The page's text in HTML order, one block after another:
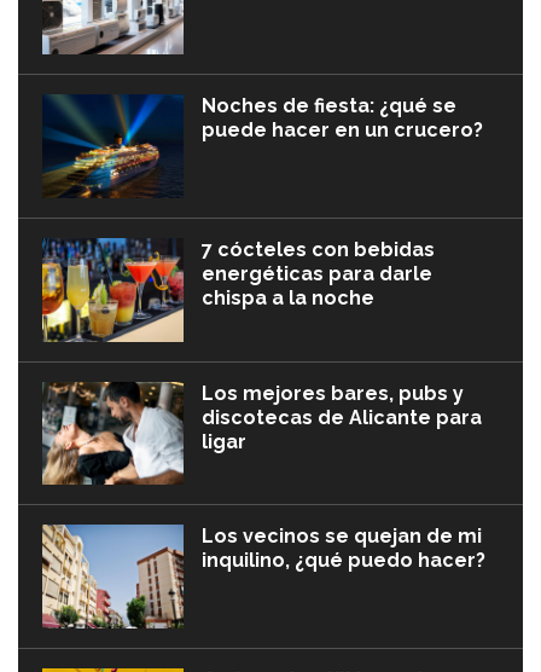
Noches de fiesta: ¿qué se
puede hacer en un crucero?
7 cócteles con bebidas
energéticas para darle
chispa a la noche
Los mejores bares, pubs y
discotecas de Alicante para
ligar
Los vecinos se quejan de mi
inquilino, ¿qué puedo hacer?